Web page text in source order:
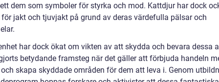
dem som symboler för styrka och mod. Kattdjur har dock
jakt och tjuvjakt på grund av deras värdefulla pälsar och
har dock ökat om vikten av att skydda och bevara dessa
betydande framsteg när det gäller att förbjuda handeln
skapa skyddade områden för dem att leva i. Genom